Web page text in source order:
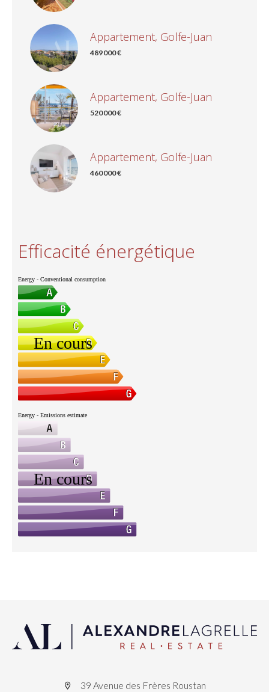
Appartement, Golfe-Juan
489 000 €
Appartement, Golfe-Juan
520 000 €
Appartement, Golfe-Juan
460 000 €
Efficacité énergétique
39 Avenue des Frères Roustan